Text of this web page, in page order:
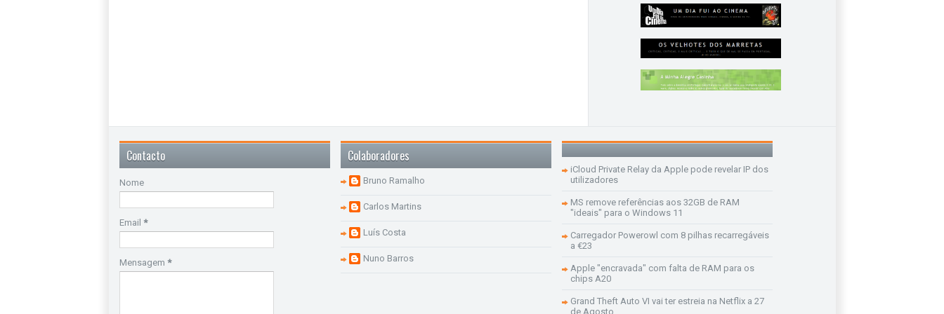
Contacto
Nome
Email *
Mensagem *
Colaboradores
Bruno Ramalho
Carlos Martins
Luís Costa
Nuno Barros
iCloud Private Relay da Apple pode revelar IP dos
utilizadores
MS remove referências aos 32GB de RAM
"ideais" para o Windows 11
Carregador Powerowl com 8 pilhas recarregáveis
a €23
Apple "encravada" com falta de RAM para os
chips A20
Grand Theft Auto VI vai ter estreia na Netflix a 27
de Agosto